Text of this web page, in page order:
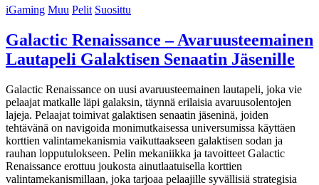
iGaming Muu Pelit Suosittu
Galactic Renaissance – Avaruusteemainen
Lautapeli Galaktisen Senaatin Jäsenille
Galactic Renaissance on uusi avaruusteemainen lautapeli, joka vie
pelaajat matkalle läpi galaksin, täynnä erilaisia avaruusolentojen
lajeja. Pelaajat toimivat galaktisen senaatin jäseninä, joiden
tehtävänä on navigoida monimutkaisessa universumissa käyttäen
korttien valintamekanismia vaikuttaakseen galaktisen sodan ja
rauhan lopputulokseen. Pelin mekaniikka ja tavoitteet Galactic
Renaissance erottuu joukosta ainutlaatuisella korttien
valintamekanismillaan, joka tarjoaa pelaajille syvällisiä strategisia